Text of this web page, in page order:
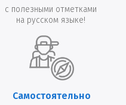
с полезными отметками
на русском языке!
Самостоятельно